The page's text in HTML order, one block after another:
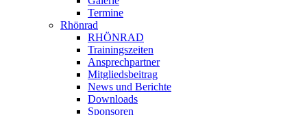
Termine
Rhönrad
RHÖNRAD
Trainingszeiten
Ansprechpartner
Mitgliedsbeitrag
News und Berichte
Downloads
Sponsoren